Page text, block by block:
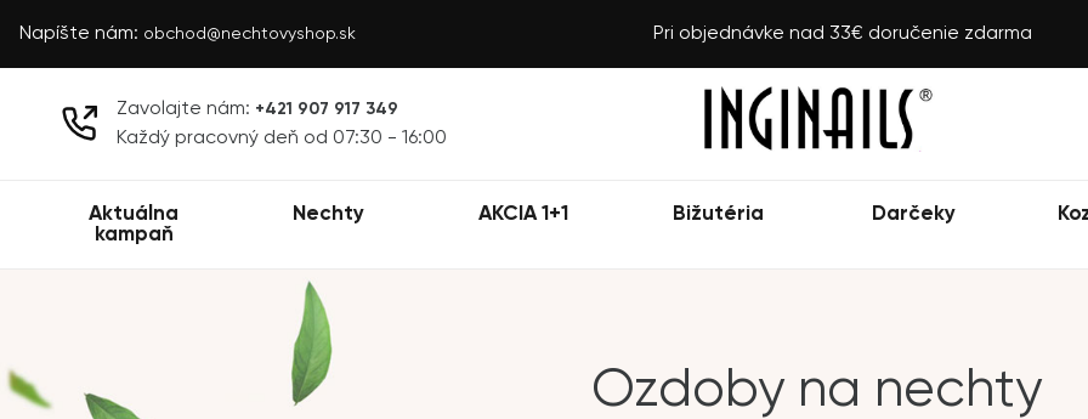
Napíšte nám: obchod@nechtovyshop.sk Pri objednávke nad 33€ doručenie zdarma
Zavolajte nám: +421 907 917 349
Každý pracovný deň od 07:30 - 16:00
Aktuálna
kampaň
Nechty AKCIA 1+1 Bižutéria Darčeky
Ozdoby na nechty